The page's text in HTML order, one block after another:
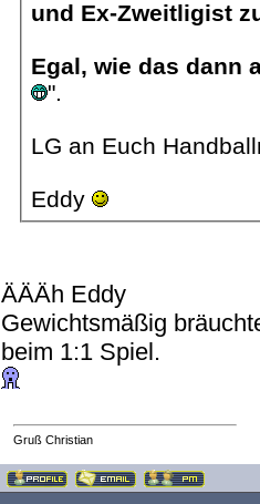
Egal, wie das dann
".
LG an Euch
Eddy
ÄÄÄh Eddy
Gewichtsmäßig
beim 1:1 Spiel.
Gruß Christian